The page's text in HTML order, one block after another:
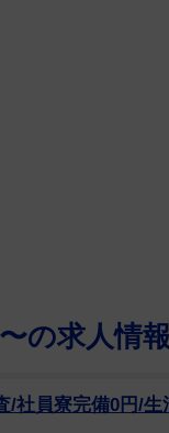
の求人情報
/社員寮完備0円/